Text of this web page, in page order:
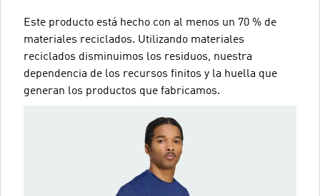
Este producto está hecho con al menos un 70 % de
materiales reciclados. Utilizando materiales
reciclados disminuimos los residuos, nuestra
dependencia de los recursos finitos y la huella que
generan los productos que fabricamos.